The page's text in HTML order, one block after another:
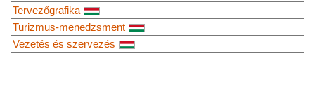
Tervezőgrafika
Turizmus-menedzsment
Vezetés és szervezés